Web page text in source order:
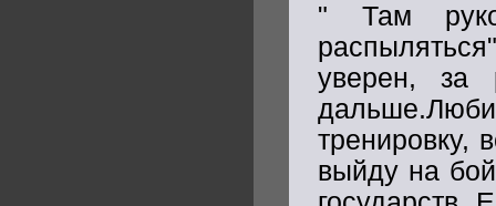
" Там
уверен, за
тренировку,
выйду на